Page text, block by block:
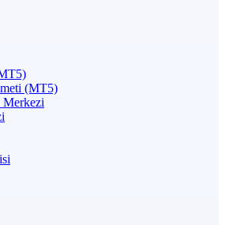
(MT5)
Merkezi